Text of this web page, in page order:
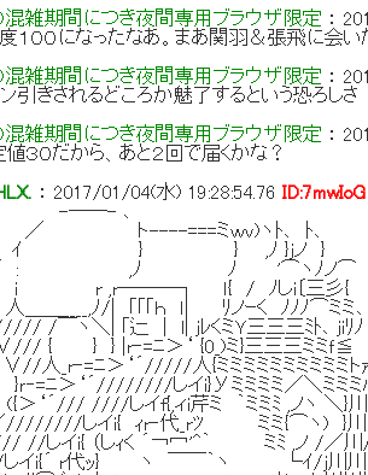
雑期間につき夜間専用ブラウザ限定 ：
１００になったなあ。まあ関羽＆張飛に会
雑期間につき夜間専用ブラウザ限定 ：
引きされるどころか魅了するという恐ろしさ
雑期間につき夜間専用ブラウザ限定 ：
３０だから、あと２回で届くかな？
：2017/01/04(水) 19:28:54.76
､
===ミｗv)ヽﾄ､ ﾄ､
} } ,ﾉ }jノ }
,ﾉ ﾉ '⌒ヽﾉノ⌒
ｌ{ / ﾉしi〔三彡{
ﾉ/| ｢｢｢ｈ ｌ| ﾘノｰく ﾉﾉﾉ⌒ミミ､
＼| ｢辷 | l| jﾚくミＹ三三三ﾐﾄ､ jiﾘﾉ
|r‐=ﾆ＞‘ {0_)ミ}三三三ミミｆ≦
＞‘´/////人{ミミミミミミミミミミト
しイi}Уミミミミ／＼ミミミ
しイf{,ィi芹ミ ｀ミミﾐ ,ノヽ ＼}川
しイi{ ｨr‐代_rﾂ ミミ{⌒ヽ) }川
i{ （しｨく ´￢冖'^｀ ミﾐ ,ノ /／川
イi{´ r代ｯ} ヽ ￣￣｀ヽ └ｲ/j川川